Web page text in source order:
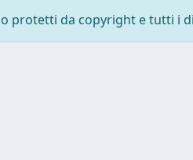
protetti da copyright e tutti i